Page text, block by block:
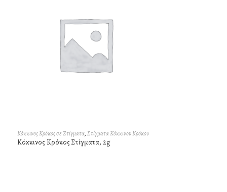
Κόκκινος Κρόκος σε Στίγματα,Στίγματα Κόκκινου Κρόκου
Κόκκινος Κρόκος Στίγματα, 2g